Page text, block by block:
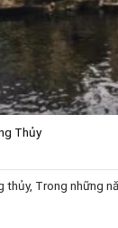
Thủy
thủy, Trong những